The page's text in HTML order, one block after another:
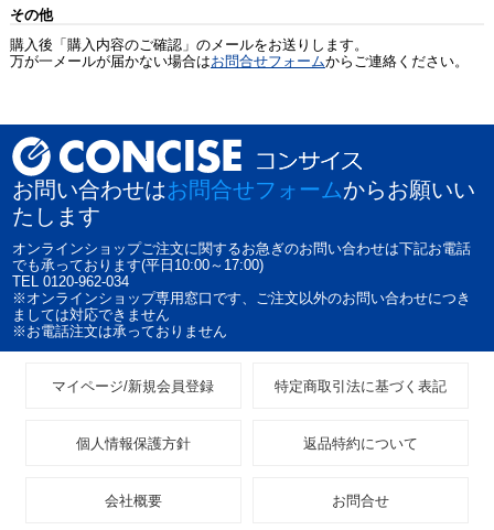
その他
購入後「購入内容のご確認」のメールをお送りします。
万が一メールが届かない場合はお問合せフォームからご連絡ください。
お問い合わせはお問合せフォームからお願いい
たします
オンラインショップご注文に関するお急ぎのお問い合わせは下記お電話
でも承っております(平日10:00～17:00)
TEL 0120-962-034
※オンラインショップ専用窓口です、ご注文以外のお問い合わせにつき
ましては対応できません
※お電話注文は承っておりません
マイページ/新規会員登録 特定商取引法に基づく表記
個人情報保護方針 返品特約について
会社概要 お問合せ